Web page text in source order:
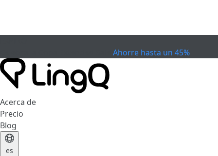
Ahorre hasta un 45%
Acerca de
Precio
Blog
es